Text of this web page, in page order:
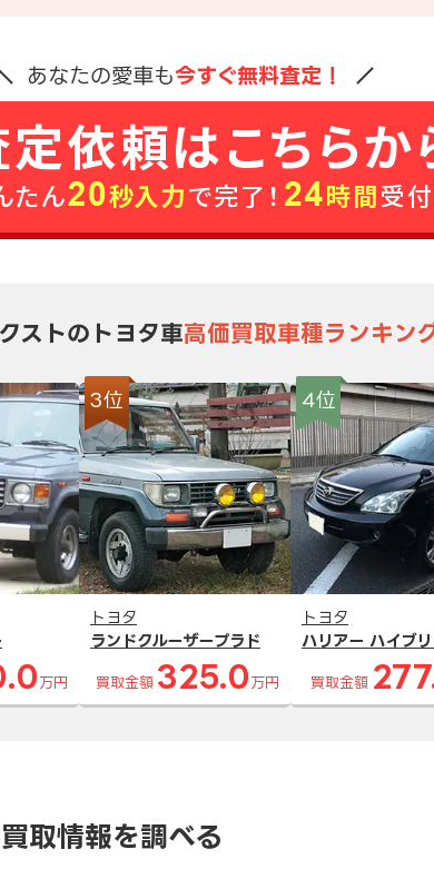
あなたの愛車も今すぐ無料査定！
ストのトヨタ車高価買取車種ランキン
万円
3位
トヨタ
ランドクルーザープラド
買取金額 325.0 万円
4位
トヨタ
ハリアー ハイブ
買取金額
取情報を調べる